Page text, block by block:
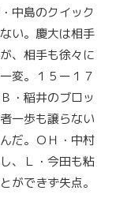
中島のクイック
い。慶大は相手
、相手も徐々に
変。１５ー１７
・稲井のブロッ
一歩も譲らない
だ。ＯＨ・中村
、Ｌ・今田も粘
ができず失点。